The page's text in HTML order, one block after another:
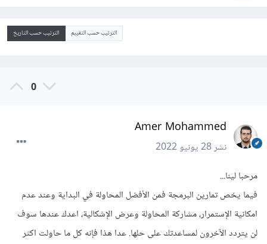
الترتيب حسب التقييم الترتيب حسب التاريخ
0
Amer Mohammed
نشر28 يونيو 2022
مرحبا لينا...
فيما يخص تمارين البرمجة فمن الأفضل المحاولة في البداية وعند عدم
امكانية الإستمرار، مشاركة المحاولة وعرض الإشكالية، اعدك عندها سوف
لن يتردد الآخرون لمساعدتك على حلها. عدا هذا فإنه كل ما حاولت اكثر